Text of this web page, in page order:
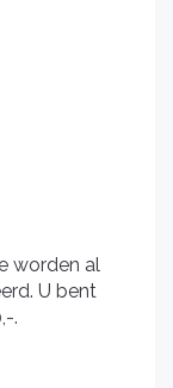
worden al
U bent
.